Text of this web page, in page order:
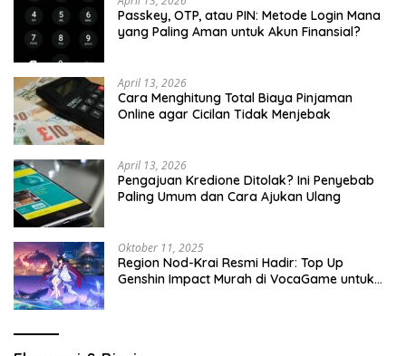
Passkey, OTP, atau PIN: Metode Login Mana
yang Paling Aman untuk Akun Finansial?
April 13, 2026
Cara Menghitung Total Biaya Pinjaman
Online agar Cicilan Tidak Menjebak
April 13, 2026
Pengajuan Kredione Ditolak? Ini Penyebab
Paling Umum dan Cara Ajukan Ulang
Oktober 11, 2025
Region Nod-Krai Resmi Hadir: Top Up
Genshin Impact Murah di VocaGame untuk